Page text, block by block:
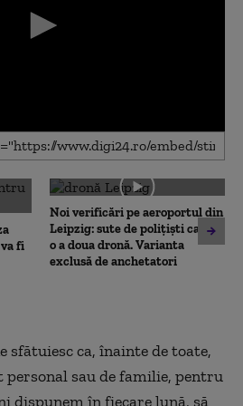
fi
Noi verificări pe aeroportul din
Leipzig: sute de polițiști caută
o a doua dronă. Varianta
exclusă de anchetatori
ca, înainte de toate,
personal sau de familie, pentru
dispunem în fiecare lună, să